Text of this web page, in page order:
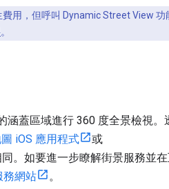
用，但呼叫 Dynamic Street View 功
。
涵蓋區域進行 360 度全景檢視。
iOS 應用程式
或
。如要進一步瞭解街景服務並
務網站 。